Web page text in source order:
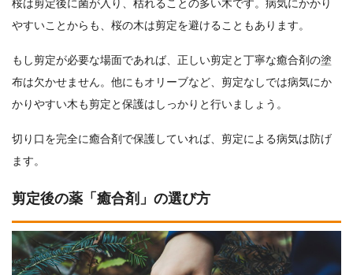
桜は剪定後に菌が入り、枯れることの多い木です。病気にかかり
やすいことからも、桜の木は剪定を避けることもあります。
もし剪定が必要な場面であれば、正しい剪定と丁寧な癒合剤の塗
布は欠かせません。他にもオリーブなど、剪定なしでは病気にか
かりやすい木も剪定と保護はしっかりと行いましょう。
切り口を完全に癒合剤で保護していれば、剪定による病気は防げ
ます。
剪定後の薬「癒合剤」の選び方